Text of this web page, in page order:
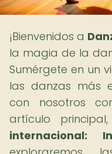
¡Bienvenidos a
la magia de la
Sumérgete en un
las danzas más
con nosotros
artículo
internacional: